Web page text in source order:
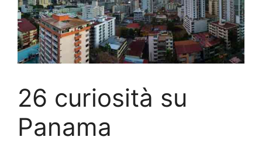
26 curiosità su
Panama